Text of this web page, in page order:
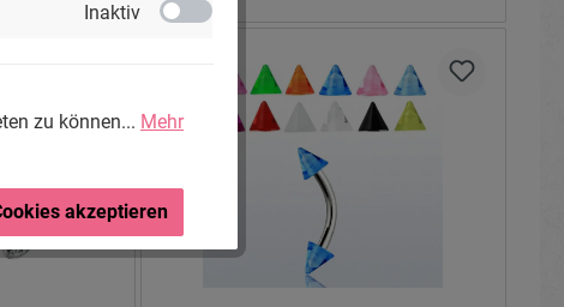
Inaktiv
zu können... Mehr
akzeptieren